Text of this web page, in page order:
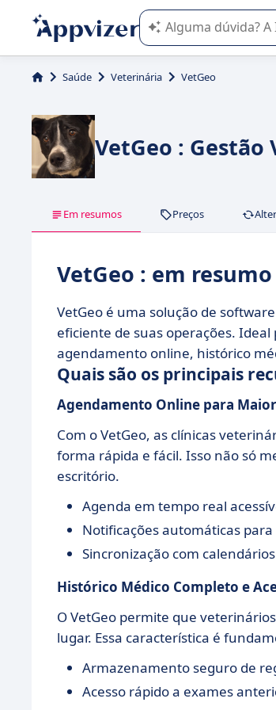
A IA do Appvizer o
Saúde Veterinária VetGeo
VetGeo :
Em resumos Preços
VetGeo : em resumo
VetGeo é uma solução de
eficiente de suas operações.
agendamento online, histórico
Quais são os principais
Agendamento Online para
Com o VetGeo, as clínicas
forma rápida e fácil. Isso não só
escritório.
Agenda em tempo real
Notificações automáticas
Sincronização com
Histórico Médico Completo e
O VetGeo permite que
lugar. Essa característica é
Armazenamento seguro de
Acesso rápido a exames